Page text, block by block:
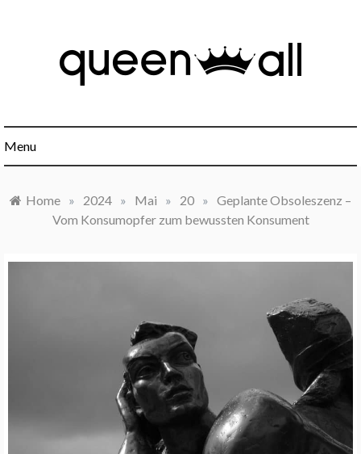
Menu
Home » 2024 » Mai » 20 » Geplante Obsoleszenz –
Vom Konsumopfer zum bewussten Konsument